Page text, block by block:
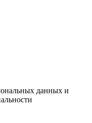
данных и